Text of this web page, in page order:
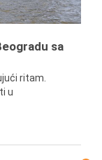
sa
ritam.
u